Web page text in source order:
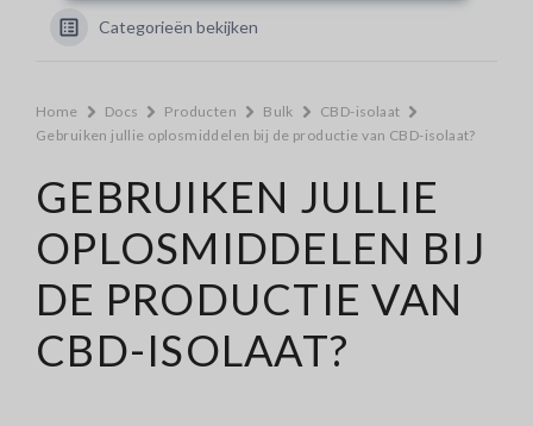
Categorieën bekijken
Home Docs Producten Bulk
CBD-isolaat
Gebruiken jullie oplosmiddelen bij de productie van CBD-isolaat?
GEBRUIKEN JULLIE
OPLOSMIDDELEN BIJ
DE PRODUCTIE VAN
CBD-ISOLAAT?